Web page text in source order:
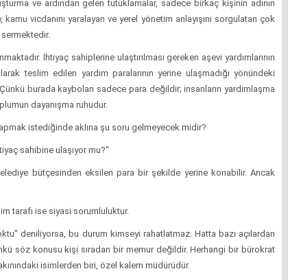
ve ardından gelen tutuklamalar, sadece birkaç kişinin adının
vicdanını yaralayan ve yerel yönetim anlayışını sorgulatan çok
İhtiyaç sahiplerine ulaştırılması gereken aşevi yardımlarının
teslim edilen yardım paralarının yerine ulaşmadığı yönündeki
burada kaybolan sadece para değildir; insanların yardımlaşma
dayanışma ruhudur.
istediğinde aklına şu soru gelmeyecek midir?
sahibine ulaşıyor mu?"
bütçesinden eksilen para bir şekilde yerine konabilir. Ancak
tarafı ise siyasi sorumluluktur.
deniliyorsa, bu durum kimseyi rahatlatmaz. Hatta bazı açılardan
söz konusu kişi sıradan bir memur değildir. Herhangi bir bürokrat
isimlerden biri, özel kalem müdürüdür.